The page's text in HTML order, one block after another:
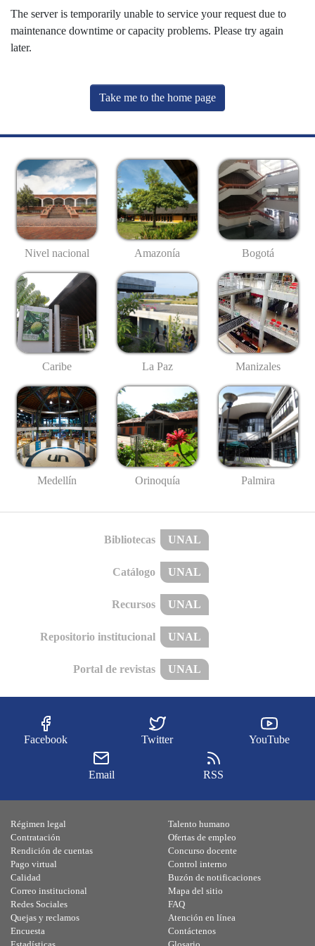
The server is temporarily unable to service your request due to
maintenance downtime or capacity problems. Please try again
later.
Take me to the home page
Nivel nacional Amazonía Bogotá
Caribe La Paz Manizales
Medellín Orinoquía Palmira
Bibliotecas UNAL
Catálogo UNAL
Recursos UNAL
Repositorio institucional UNAL
Portal de revistas UNAL
Facebook Twitter YouTube
Email RSS
Régimen legal
Contratación
Rendición de cuentas
Pago virtual
Calidad
Talento humano
Ofertas de empleo
Concurso docente
Control interno
Buzón de notificaciones
Correo institucional
Redes Sociales
Quejas y reclamos
Encuesta
Mapa del sitio
FAQ
Atención en línea
Contáctenos